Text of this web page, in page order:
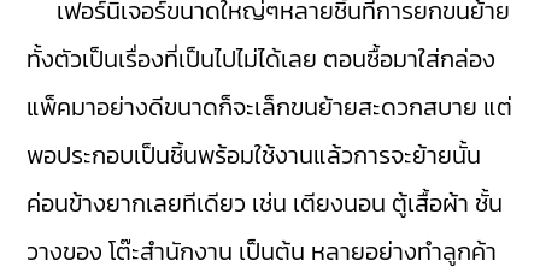
เฟอร์นิเจอร์ขนาดใหญ่ๆหลายชิ้นที่การยกขนย้าย
ทั้งตัวเป็นเรื่องที่เป็นไปไม่ได้เลย ตอนซื้อมาใส่กล่อง
แพ็คมาอย่างดีขนาดก็จะเล็กขนย้ายสะดวกสบาย แต่
พอประกอบเป็นชิ้นพร้อมใช้งานแล้วการจะย้ายนั้น
ค่อนข้างยากเลยทีเดียว เช่น เตียงนอน ตู้เสื้อผ้า ชั้น
วางของ โต๊ะสำนักงาน เป็นต้น หลายอย่างทำลูกค้า